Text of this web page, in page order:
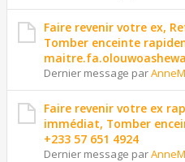
Faire revenir votre ex,
Tomber enceinte
Dernier message par
Faire revenir votre ex
immédiat, Tomber
+233 57 651 4924
Dernier message par